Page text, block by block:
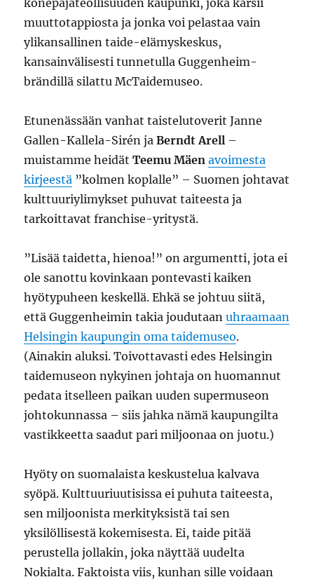
konepajateollisuuden kaupunki, joka kärsii
muuttotappiosta ja jonka voi pelastaa vain
ylikansallinen taide-elämyskeskus,
kansainvälisesti tunnetulla Guggenheim-
brändillä silattu McTaidemuseo.
Etunenässään vanhat taistelutoverit Janne
Gallen-Kallela-Sirén jaBerndt Arell –
muistamme heidätTeemu Mäenavoimesta
kirjeestä ”kolmen koplalle” – Suomen johtavat
kulttuuriylimykset puhuvat taiteesta ja
tarkoittavat franchise-yritystä.
”Lisää taidetta, hienoa!” on argumentti, jota ei
ole sanottu kovinkaan pontevasti kaiken
hyötypuheen keskellä. Ehkä se johtuu siitä,
että Guggenheimin takia joudutaanuhraamaan
Helsingin kaupungin oma taidemuseo.
(Ainakin aluksi. Toivottavasti edes Helsingin
taidemuseon nykyinen johtaja on huomannut
pedata itselleen paikan uuden supermuseon
johtokunnassa – siis jahka nämä kaupungilta
vastikkeetta saadut pari miljoonaa on juotu.)
Hyöty on suomalaista keskustelua kalvava
syöpä. Kulttuuriuutisissa ei puhuta taiteesta,
sen miljoonista merkityksistä tai sen
yksilöllisestä kokemisesta. Ei, taide pitää
perustella jollakin, joka näyttää uudelta
Nokialta. Faktoista viis, kunhan sille voidaan